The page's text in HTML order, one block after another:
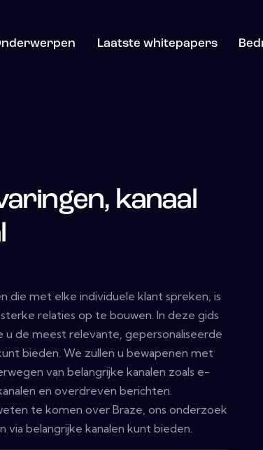
Laatste whitepapers
kanaal
die met elke individuele klant spreken, is
relaties op te bouwen. In deze gids
u de meest relevante, gepersonaliseerde
bieden. We zullen u bewapenen met
van belangrijke kanalen zoals e-
en overdreven berichten.
te komen over Braze, ons onderzoek
via belangrijke kanalen kunt bieden.